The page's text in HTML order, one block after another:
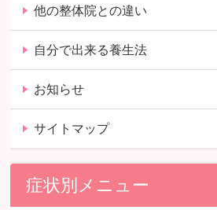
他の整体院との違い
自分で出来る養生法
お知らせ
サイトマップ
症状別メニュー